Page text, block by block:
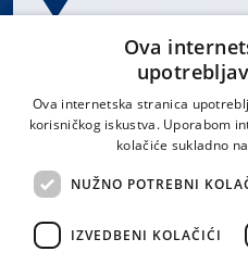
Spinčićeva 1, 21000 Split
LINKOVI
Ova
Ova internetska stranica
korisničkog iskustva. Uporabom
kolačiće sukladno
NUŽNO POTREBNI
IZVEDBENI KOLAČIĆI